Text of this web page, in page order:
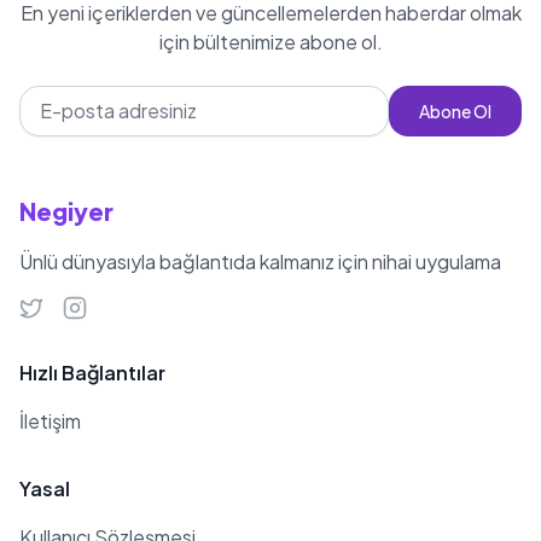
defansları zor durumda
bırakabilmektedir. 2022 yılında
Türkiye U-21 kadrosuna davet
edilmiştir. Emirhan Topçu, futbol
Beşiktaş takımında oynamaktadır.
En yeni içeriklerden ve güncellemelerden haberdar olmak
için bültenimize abone ol.
Abone Ol
Negiyer
Ünlü dünyasıyla bağlantıda kalmanız için nihai uygulama
Hızlı Bağlantılar
İletişim
Yasal